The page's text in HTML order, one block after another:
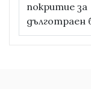
покритие за
дълготраен